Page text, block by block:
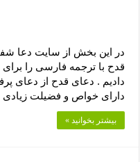
در این بخش از سایت دعا
قدح با ترجمه فارسی را برای
دادیم . دعای قدح از دعای
دارای خواص و فضیلت
بیشتر بخوانید »